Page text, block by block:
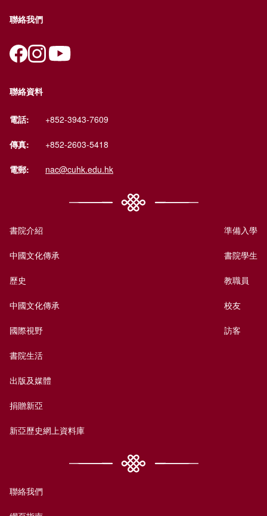
聯絡我們
聯絡資料
電話: +852-3943-7609
傳真: +852-2603-5418
電郵: nac@cuhk.edu.hk
書院介紹
中國文化傳承
歷史
中國文化傳承
國際視野
書院生活
出版及媒體
捐贈新亞
新亞歷史網上資料庫
準備入學
書院學生
教職員
校友
訪客
聯絡我們